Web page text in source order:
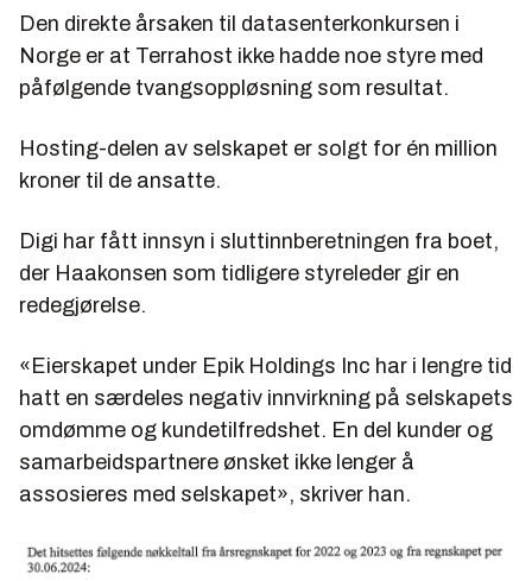
Den direkte årsaken til datasenterkonkursen i
Norge er at Terrahost ikke hadde noe styre med
påfølgende tvangsoppløsning som resultat.
Hosting-delen av selskapet er solgt for én million
kroner til de ansatte.
Digi har fått innsyn i sluttinnberetningen fra boet,
der Haakonsen som tidligere styreleder gir en
redegjørelse.
«Eierskapet under Epik Holdings Inc har i lengre tid
hatt en særdeles negativ innvirkning på selskapets
omdømme og kundetilfredshet. En del kunder og
samarbeidspartnere ønsket ikke lenger å
assosieres med selskapet», skriver han.